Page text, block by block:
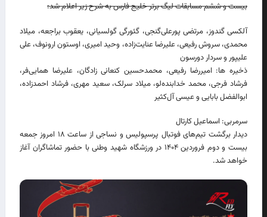
بیست و ششم مسابقات لیگ برتر خلیج فارس به شرح زیر اعلام شد:
آلکسی گندوز، مرتضی پورعلی‌گنجی، گئورگی گولسیانی، یعقوب براجعه، میلاد
محمدی، سروش رفیعی، علیرضا عنایت‌زاده، وحید امیری، اوستون ارونوف، علی
علیپور و سردار دورسون
ذخیره ها: امیررضا رفیعی، محمدحسین کنعانی زادگان، علیرضا همایی‌فر،
فرشاد فرجی، محمد خدابنده‌لو، میلاد سرلک، سعید مهری، فرشاد احمدزاده،
ابوالفضل بابایی و عیسی آل‌کثیر
سرمربی: اسماعیل کارتال
دیدار برگشت تیم‌های فوتبال پرسپولیس و نساجی از ساعت ۱۸ امروز جمعه
بیست و دوم فروردین ۱۴۰۴ در ورزشگاه شهید وطنی با حضور تماشاگران آغاز
خواهد شد.